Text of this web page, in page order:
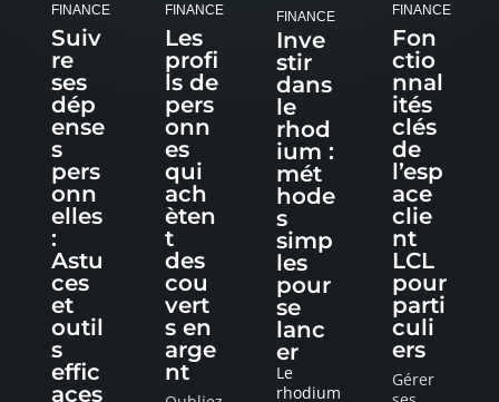
FINANCE
Suiv
re
ses
dép
ense
s
pers
onn
elles
:
Astu
ces
et
outil
s
effic
aces
FINANCE
Les
profi
ls de
pers
onn
es
qui
ach
èten
t
des
cou
vert
s en
arge
nt
FINANCE
Inve
stir
dans
le
rhod
ium :
mét
hode
s
simp
les
pour
se
lanc
er
Le
rhodium
FINANCE
Fon
ctio
nnal
ités
clés
de
l’esp
ace
clie
nt
LCL
pour
parti
culi
ers
Gérer